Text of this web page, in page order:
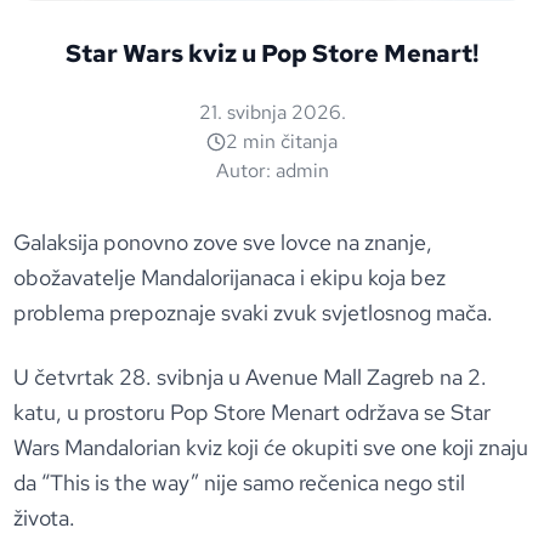
Star Wars kviz u Pop Store Menart!
21. svibnja 2026.
2 min čitanja
Autor: admin
Galaksija ponovno zove sve lovce na znanje,
obožavatelje Mandalorijanaca i ekipu koja bez
problema prepoznaje svaki zvuk svjetlosnog mača.
U četvrtak 28. svibnja u Avenue Mall Zagreb na 2.
katu, u prostoru Pop Store Menart održava se Star
Wars Mandalorian kviz koji će okupiti sve one koji znaju
da “This is the way” nije samo rečenica nego stil
života.